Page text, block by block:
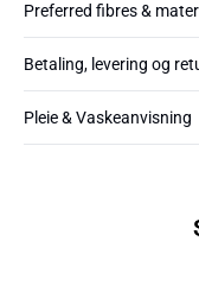
Preferred fibres &
Betaling, levering og
Pleie & Vaskeanvisning